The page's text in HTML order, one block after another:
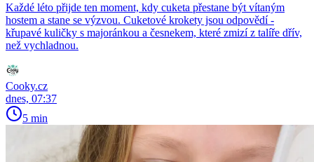
Každé léto přijde ten moment, kdy cuketa přestane být vítaným
hostem a stane se výzvou. Cuketové krokety jsou odpovědí -
křupavé kuličky s majoránkou a česnekem, které zmizí z talíře dřív,
než vychladnou.
Cooky.cz
dnes, 07:37
5 min